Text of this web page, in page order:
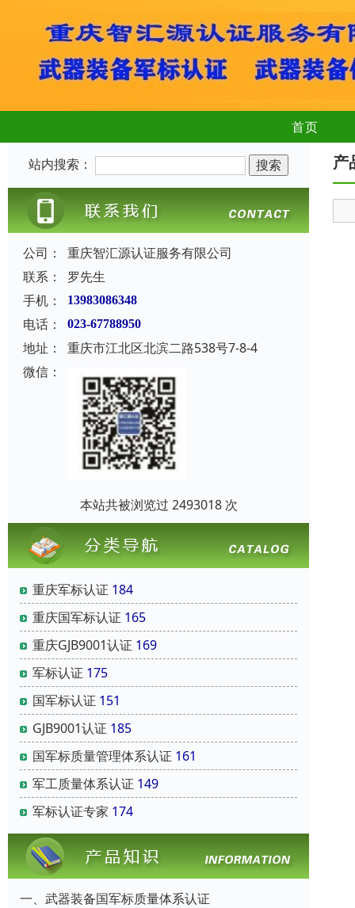
首页
站内搜索：
公司：
重庆智汇源认证服务有限公司
联系：
罗先生
手机：
13983086348
电话： 023-67788950
地址：
重庆市江北区北滨二路538号7-8-4
微信：
本站共被浏览过 2493018 次
重庆军标认证 184
重庆国军标认证 165
重庆GJB9001认证 169
军标认证 175
国军标认证 151
GJB9001认证 185
国军标质量管理体系认证 161
军工质量体系认证 149
军标认证专家 174
一、武器装备国军标质量体系认证
产